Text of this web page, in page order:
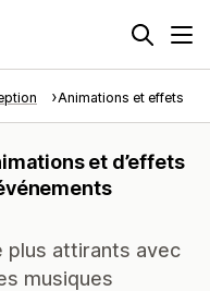
Animations et effets
et d’effets
plus attirants avec
musiques